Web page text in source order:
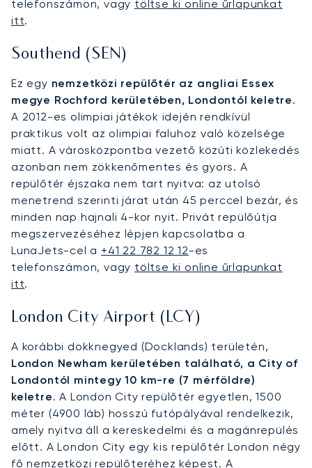
telefonszámon, vagy töltse ki online űrlapunkat
itt.
Southend (SEN)
Ez egy nemzetközi repülőtér az angliai Essex
megye Rochford kerületében, Londontól keletre.
A 2012-es olimpiai játékok idején rendkívül
praktikus volt az olimpiai faluhoz való közelsége
miatt. A városközpontba vezető közúti közlekedés
azonban nem zökkenőmentes és gyors. A
repülőtér éjszaka nem tart nyitva: az utolsó
menetrend szerinti járat után 45 perccel bezár, és
minden nap hajnali 4-kor nyit. Privát repülőútja
megszervezéséhez lépjen kapcsolatba a
LunaJets-cel a +41 22 782 12 12-es
telefonszámon, vagy töltse ki online űrlapunkat
itt.
London City Airport (LCY)
A korábbi dokknegyed (Docklands) területén,
London Newham kerületében található, a City of
Londontól mintegy 10 km-re (7 mérföldre)
keletre. A London City repülőtér egyetlen, 1500
méter (4900 láb) hosszú futópályával rendelkezik,
amely nyitva áll a kereskedelmi és a magánrepülés
előtt. A London City egy kis repülőtér London négy
fő nemzetközi repülőteréhez képest. A